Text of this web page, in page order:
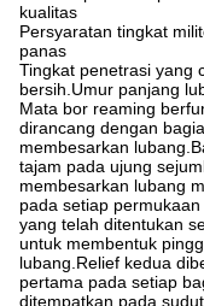
kualitas
Persyaratan tingkat
panas
Tingkat penetrasi yang
bersih.Umur panjang
Mata bor reaming
dirancang dengan
membesarkan
tajam pada ujung
membesarkan lubang
pada setiap
yang telah ditentukan
untuk membentuk
lubang.Relief kedua
pertama pada setiap
ditempatkan pada